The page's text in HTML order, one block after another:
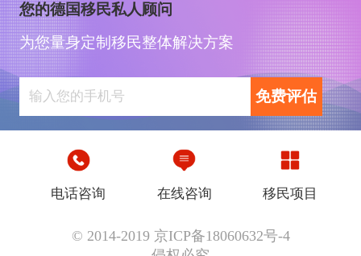
您的德国移民私人顾问
为您量身定制移民整体解决方案
免费评估
电话咨询 在线咨询 移民项目
© 2014-2019 京ICP备18060632号-4